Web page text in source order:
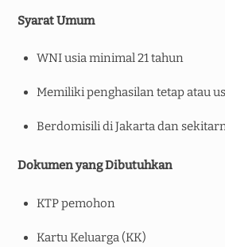
Syarat Umum
WNI usia minimal 21 tahun
Memiliki penghasilan tetap atau
Berdomisili di Jakarta dan
Dokumen yang Dibutuhkan
KTP pemohon
Kartu Keluarga (KK)